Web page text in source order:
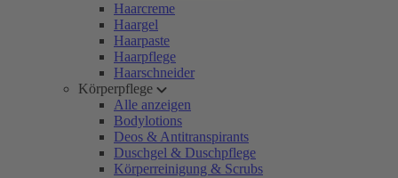
Haarcreme
Haargel
Haarpaste
Haarpflege
Haarschneider
Körperpflege
Alle anzeigen
Bodylotions
Deos & Antitranspirants
Duschgel & Duschpflege
Körperreinigung & Scrubs